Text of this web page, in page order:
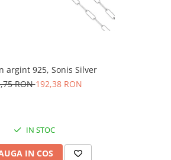
argint 925, Sonis Silver
RON192,38 RON
IN STOC
IN COS